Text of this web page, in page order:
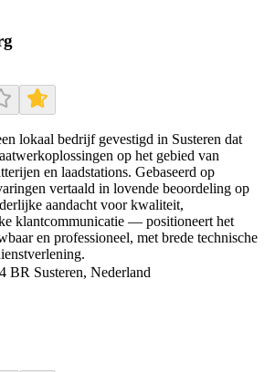
lokaal bedrijf gevestigd in Susteren dat
op het gebied van
en laadstations. Gebaseerd op
vertaald in lovende beoordeling op
aandacht voor kwaliteit,
klantcommunicatie — positioneert het
en professioneel, met brede technische
BR Susteren, Nederland